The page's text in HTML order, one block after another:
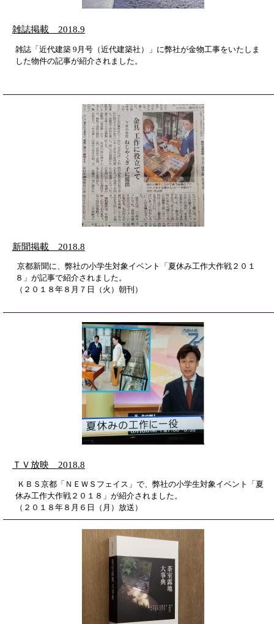
雑誌掲載 2018.9
雑誌「近代建築 9月号（近代建築社）」に弊社が金物工事をいたしま
した物件の記事が紹介されました。
新聞掲載 2018.8
京都新聞に、弊社の小学生対象イベント「夏休み工作大作戦２０１
８」が記事で紹介されました。
（２０１８年８月７日（火）朝刊）
ＴＶ放映 2018.8
ＫＢＳ京都「ＮＥＷＳフェイス」で、弊社の小学生対象イベント「夏
休み工作大作戦２０１８」が紹介されました。
（２０１８年８月６日（月）放送）